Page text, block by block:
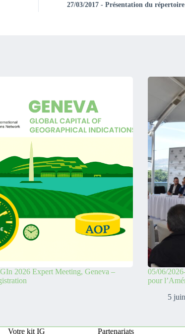
27/03/2017 - Présentation du
2026 Expert Meeting, Geneva –
05/06/
pour
5
Votre kit IG Partenariats